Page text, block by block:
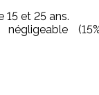
15 et 25 ans.